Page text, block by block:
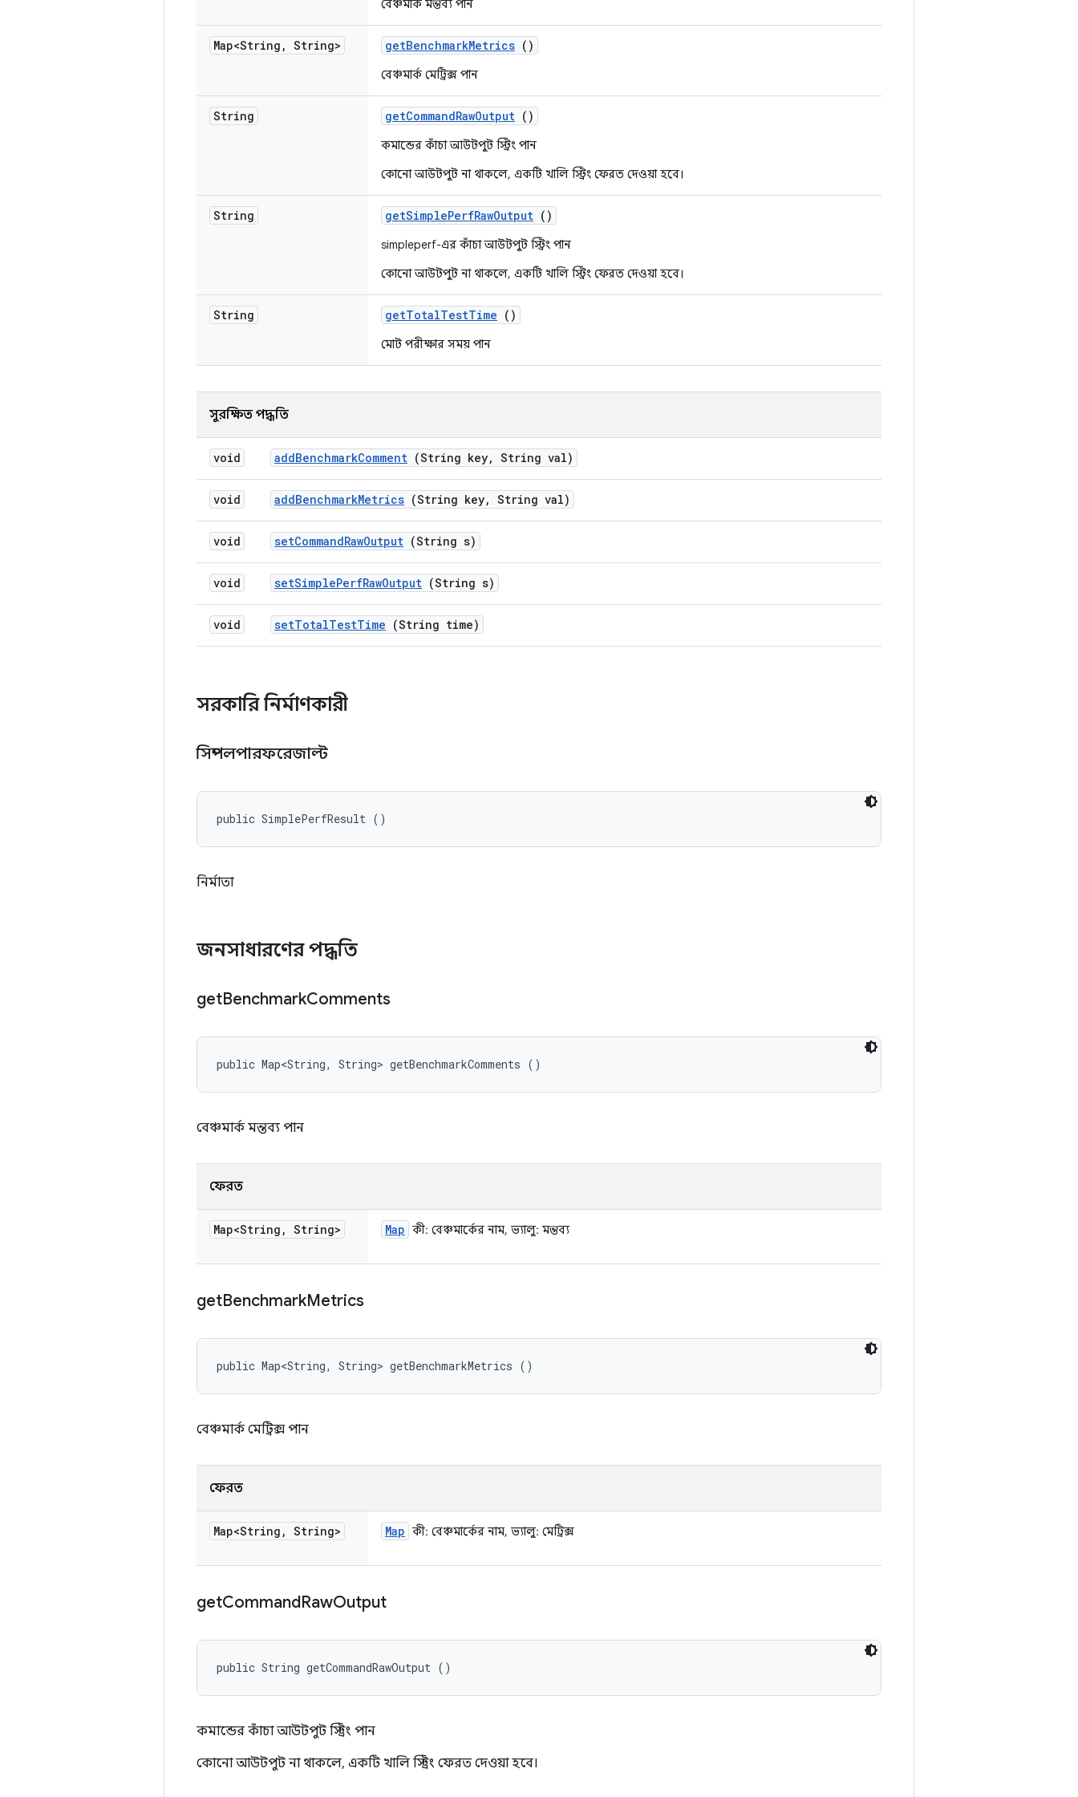
বেঞ্চমার্ক মন্তব্য পান
Map<String , String> getBenchmarkMetrics ()
বেঞ্চমার্ক মেট্রিক্স পান
String getCommandRawOutput ()
কমান্ডের কাঁচা আউটপুট স্ট্রিং পান
কোনো আউটপুট না থাকলে, একটি খালি স্ট্রিং ফেরত দেওয়া হবে।
String getSimplePerfRawOutput ()
simpleperf-এর কাঁচা আউটপুট স্ট্রিং পান
কোনো আউটপুট না থাকলে, একটি খালি স্ট্রিং ফেরত দেওয়া হবে।
String getTotalTestTime ()
মোট পরীক্ষার সময় পান
সুরক্ষিত পদ্ধতি
void addBenchmarkComment (String key, String val)
void addBenchmarkMetrics (String key, String val)
void setCommandRawOutput (String s)
void setSimplePerfRawOutput (String s)
void setTotalTestTime (String time)
সরকারি নির্মাণকারী
সিম্পলপারফরেজাল্ট
public SimplePerfResult ()
নির্মাতা
জনসাধারণের পদ্ধতি
getBenchmarkComments
public Map<String, String> getBenchmarkComments ()
বেঞ্চমার্ক মন্তব্য পান
ফেরত
Map<String , String> Map কী: বেঞ্চমার্কের নাম, ভ্যালু: মন্তব্য
getBenchmarkMetrics
public Map<String, String> getBenchmarkMetrics ()
বেঞ্চমার্ক মেট্রিক্স পান
ফেরত
Map<String , String> Map কী: বেঞ্চমার্কের নাম, ভ্যালু: মেট্রিক্স
getCommandRawOutput
public String getCommandRawOutput ()
কমান্ডের কাঁচা আউটপুট স্ট্রিং পান
কোনো আউটপুট না থাকলে, একটি খালি স্ট্রিং ফেরত দেওয়া হবে।